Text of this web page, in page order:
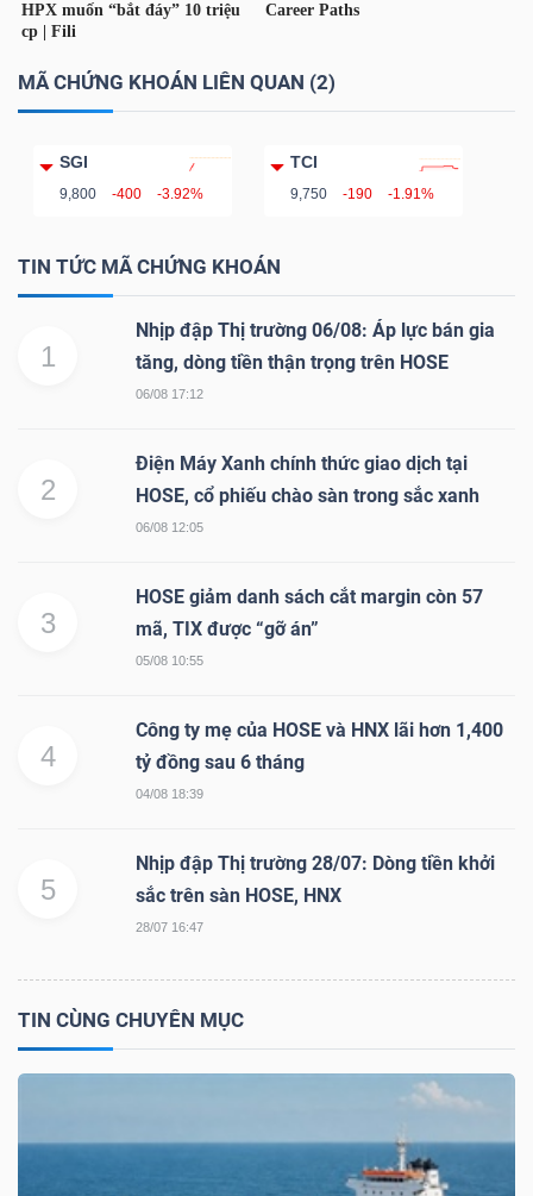
MÃ CHỨNG KHOÁN LIÊN QUAN (2)
SGI
9,800 -400 -3.92%
TCI
9,750 -190 -1.91%
TIN TỨC MÃ CHỨNG KHOÁN
1
Nhịp đập Thị trường 06/08: Áp lực bán gia
tăng, dòng tiền thận trọng trên HOSE
06/08 17:12
2
Điện Máy Xanh chính thức giao dịch tại
HOSE, cổ phiếu chào sàn trong sắc xanh
06/08 12:05
3
HOSE giảm danh sách cắt margin còn 57
mã, TIX được “gỡ án”
05/08 10:55
4
Công ty mẹ của HOSE và HNX lãi hơn 1,400
tỷ đồng sau 6 tháng
04/08 18:39
5
Nhịp đập Thị trường 28/07: Dòng tiền khởi
sắc trên sàn HOSE, HNX
28/07 16:47
TIN CÙNG CHUYÊN MỤC
YẾU
TIÊU
DÙNG
YẾU
KHỎE
THÔNG
DỊCH